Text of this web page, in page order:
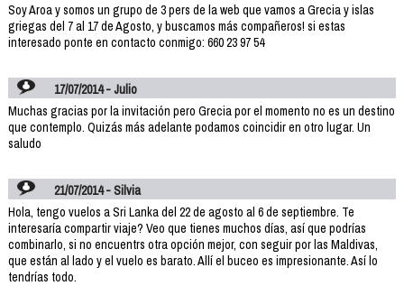
Soy Aroa y somos un grupo de 3 pers de la web que vamos a Grecia y islas
griegas del 7 al 17 de Agosto, y buscamos más compañeros! si estas
interesado ponte en contacto conmigo: 660 23 97 54
17/07/2014 - Julio
Muchas gracias por la invitación pero Grecia por el momento no es un destino
que contemplo. Quizás más adelante podamos coincidir en otro lugar. Un
saludo
21/07/2014 - Silvia
Hola, tengo vuelos a Sri Lanka del 22 de agosto al 6 de septiembre. Te
interesaría compartir viaje? Veo que tienes muchos días, así que podrías
combinarlo, si no encuentrs otra opción mejor, con seguir por las Maldivas,
que están al lado y el vuelo es barato. Allí el buceo es impresionante. Así lo
tendrías todo.